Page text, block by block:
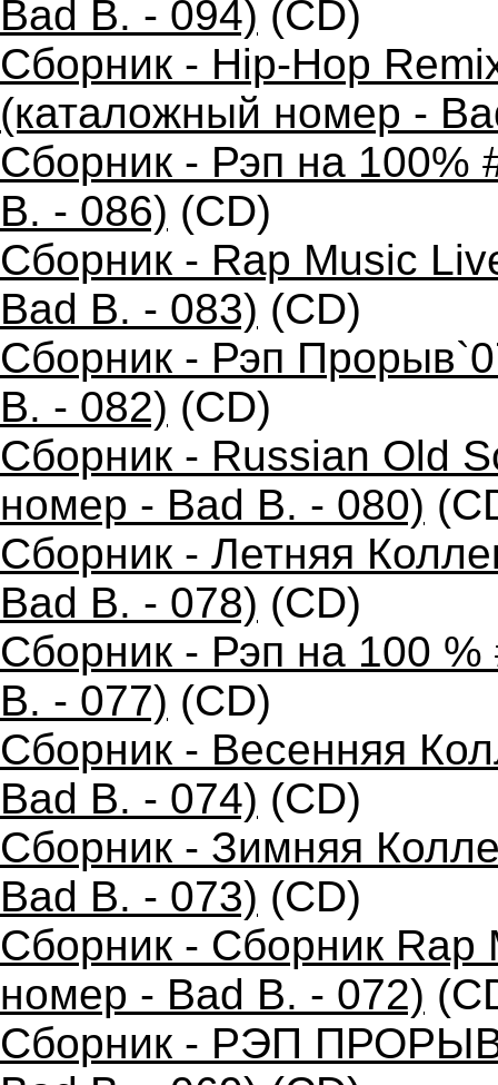
Bad B. - 094) (CD)
Сборник - Hip-Hop
(каталожный номер -
Сборник - Рэп на 100%
B. - 086) (CD)
Сборник - Rap Music
Bad B. - 083) (CD)
Сборник - Рэп
B. - 082) (CD)
Сборник - Russian Old
номер - Bad B. - 080)
Сборник - Летняя
Bad B. - 078) (CD)
Сборник - Рэп на 100
B. - 077) (CD)
Сборник - Весенняя
Bad B. - 074) (CD)
Сборник - Зимняя
Bad B. - 073) (CD)
Сборник - Сборник Rap
номер - Bad B. - 072)
Сборник - РЭП ПРОРЫВ